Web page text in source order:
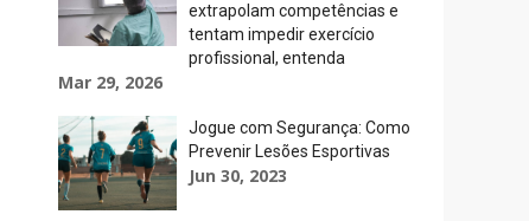
extrapolam competências e
tentam impedir exercício
profissional, entenda
Mar 29, 2026
Jogue com Segurança: Como
Prevenir Lesões Esportivas
Jun 30, 2023